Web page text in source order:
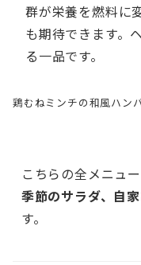
群が栄養を燃料に
も期待できます。
る一品です。
鶏むねミンチの和風ハン
こちらの全メニュ
季節のサラダ、自
す。